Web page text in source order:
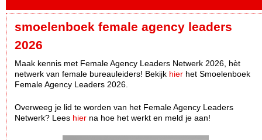
smoelenboek female agency leaders
2026
Maak kennis met Female Agency Leaders Netwerk 2026, hèt
netwerk van female bureauleiders! Bekijk hier het Smoelenboek
Female Agency Leaders 2026.
Overweeg je lid te worden van het Female Agency Leaders
Netwerk? Lees hier na hoe het werkt en meld je aan!